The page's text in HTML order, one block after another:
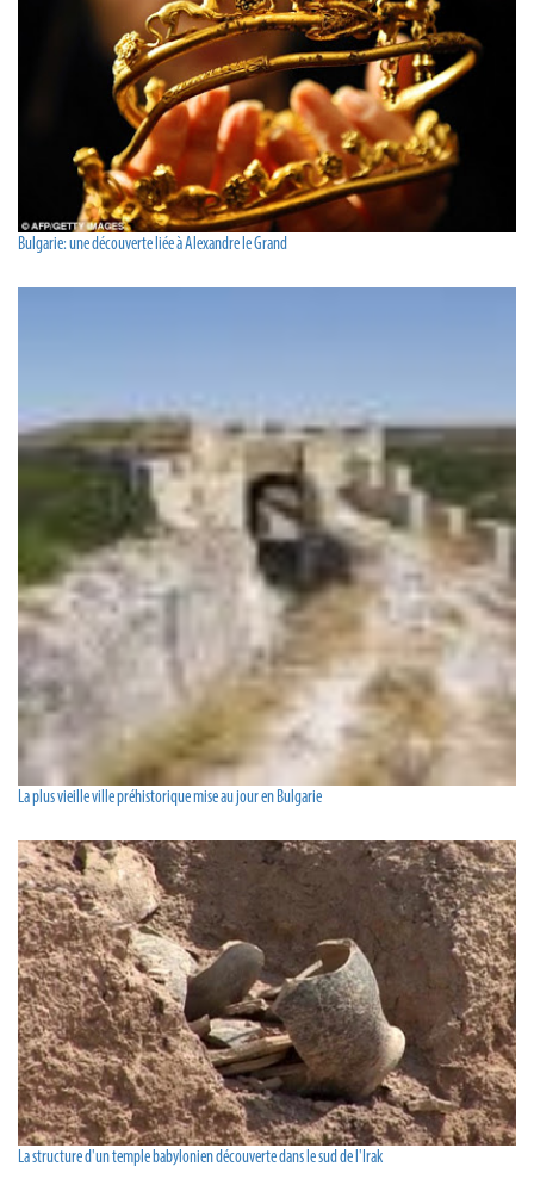
Bulgarie: une découverte liée à Alexandre le Grand
La plus vieille ville préhistorique mise au jour en Bulgarie
La structure d'un temple babylonien découverte dans le sud de l'Irak